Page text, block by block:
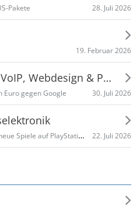
Pakete 28. Juli 2026
19. Februar 2026
Internet, Onlinedienste, VoIP, Webdesign & Programmieren
Euro gegen Google 30. Juli 2026
Die Produktion physischer Discs für neue Spiele auf PlayStation-Konsolen endet im Januar 2028 22. Juli 2026